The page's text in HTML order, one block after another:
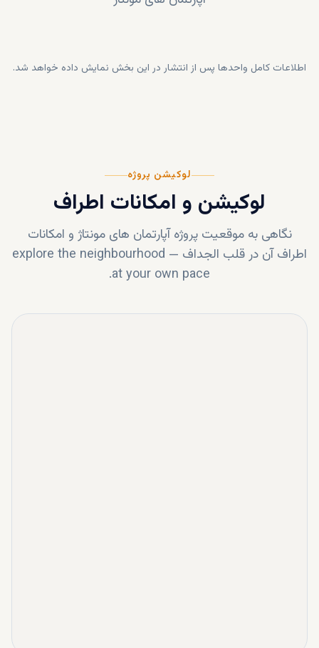
اطلاعات کامل واحدها پس از انتشار در این بخش نمایش داده خواهد شد.
لوکیشن پروژه
لوکیشن و امکانات اطراف
نگاهی به موقعیت پروژه آپارتمان‌ های مونتاژ و امکانات
اطراف آن در قلب الجداف —
explore the neighbourhood
at your own pace.